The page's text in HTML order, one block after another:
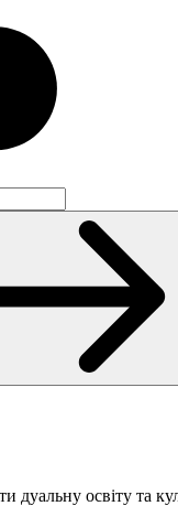
дуальну освіту та